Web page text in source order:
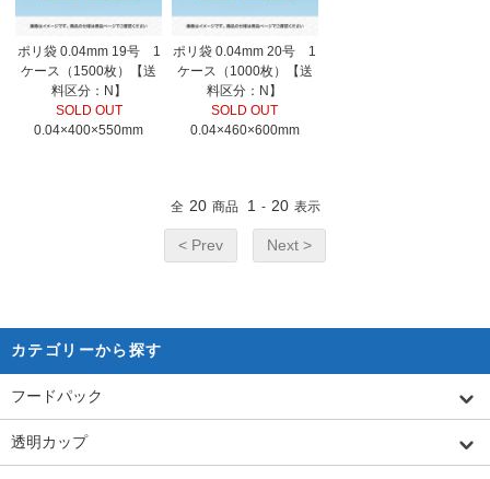
ポリ袋 0.04mm 19号 1
ケース（1500枚）【送
料区分：N】
SOLD OUT
0.04×400×550mm
ポリ袋 0.04mm 20号 1
ケース（1000枚）【送
料区分：N】
SOLD OUT
0.04×460×600mm
全 20 商品 1 - 20 表示
< Prev Next >
カテゴリーから探す
フードパック
透明カップ